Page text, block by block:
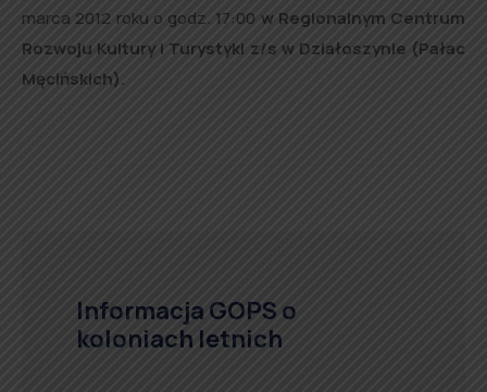
marca 2012 roku o godz. 17:00 w Regionalnym Centrum
Rozwoju Kultury i Turystyki z/s w Działoszynie (Pałac
Męcińskich).
Informacja GOPS o
koloniach letnich